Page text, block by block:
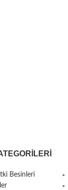
Besinleri